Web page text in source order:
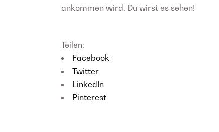
ankommen wird. Du wirst es sehen!
Teilen:
Facebook
Twitter
LinkedIn
Pinterest